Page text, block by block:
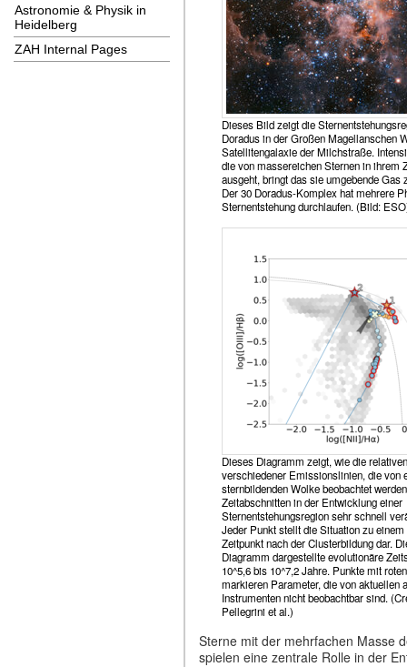
Astronomie & Physik in
Heidelberg
ZAH Internal Pages
Dieses Bild zeigt die
Doradus in der Großen Magellanschen
Satellitengalaxie der Milchstraße.
die von massereichen Sternen in ihrem
ausgeht, bringt das sie umgebende Gas
Der 30 Doradus-Komplex hat mehrere
Sternentstehung durchlaufen. (Bild:
Dieses Diagramm zeigt, wie die
verschiedener Emissionslinien, die von
sternbildenden Wolke beobachtet
Zeitabschnitten in der Entwicklung einer
Sternentstehungsregion sehr schnell
Jeder Punkt stellt die Situation zu einem
Zeitpunkt nach der Clusterbildung dar.
Diagramm dargestellte evolutionäre
10^5,6 bis 10^7,2 Jahre. Punkte mit
markieren Parameter, die von aktuellen
Instrumenten nicht beobachtbar sind.
Pellegrini et al.)
Sterne mit der mehrfachen Masse
spielen eine zentrale Rolle in der